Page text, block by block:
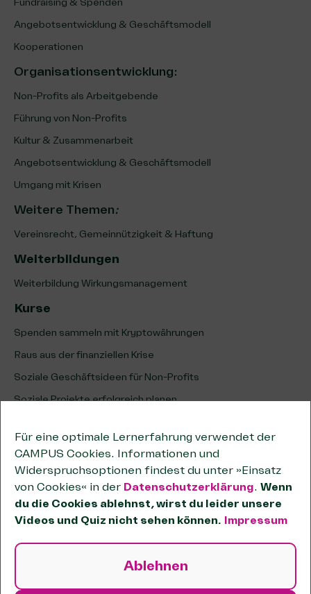
Für eine optimale Lernerfahrung verwendet der
CAMPUS Cookies. Informationen und
Widerspruchsoptionen findest du unter »Einsatz
von Cookies« in der Datenschutzerklärung. Wenn
du die Cookies ablehnst, wirst du leider unsere
Videos und Quiz nicht sehen können. Impressum
Ablehnen
Fundraising & Spenden
Angebotsentwicklung & Geschäftsmodell
Kooperationen
Organisationsentwicklung:
Non-Profits als Arbeitgebende
Führung von Non-Profits
Kultur & Zusammenarbeit
Angebotsentwicklung & Geschäftsmodell
Umgang mit Krisen
Weitere Themen:
Vereinsrecht, Gemeinnützigkeit & Haftung
Weiterbildungen
Weiterbildung Wirkungsmanagement
Kurse
Spenden sammeln mit Kryptowährungen
Raus aus der finanziellen Krise
Soziale Geschäftsideen für Non-Profits
Soziale Projekte erfolgreich planen
Unternehmenskooperationen
Kooperationen wirksam planen
Tipps zum wirtschaftlichen Geschäftsbetrieb
Passende Förderstiftungen finden